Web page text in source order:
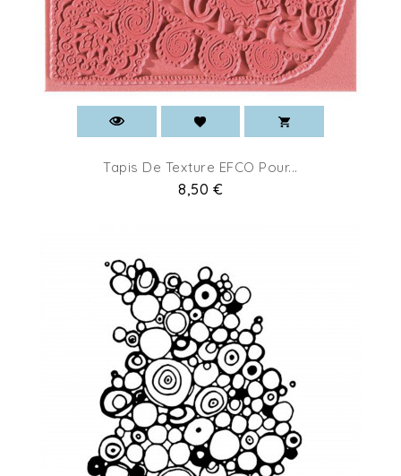
Tapis De Texture EFCO Pour...
Pret
8,50 €